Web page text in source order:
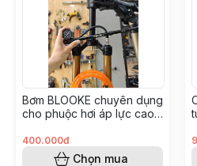
Bơm BLOOKE chuyên dụng
cho phuộc hơi áp lực cao
minh
400.000đ
Chọn mua